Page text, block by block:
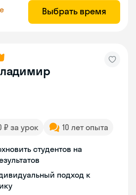
Выбрать время
₽ за урок 10 лет опыта
студентов на
подход к